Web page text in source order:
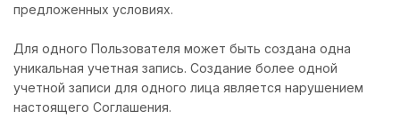
предложенных условиях.
Для одного Пользователя может быть создана одна
уникальная учетная запись. Создание более одной
учетной записи для одного лица является нарушением
настоящего Соглашения.